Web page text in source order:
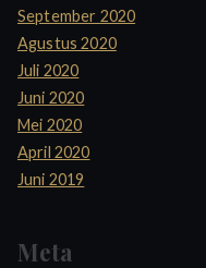
September 2020
Agustus 2020
Juli 2020
Juni 2020
Mei 2020
April 2020
Juni 2019
Meta